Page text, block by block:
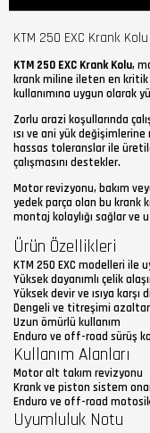
KTM 250 EXC Krank Kolu
KTM 250 EXC Krank Kolu,
krank miline ileten en
kullanımına uygun olarak
Zorlu arazi koşullarında
ısı ve ani yük değişimlerine
hassas toleranslar ile
çalışmasını destekler.
Motor revizyonu, bakım
yedek parça olan bu krank
montaj kolaylığı sağlar ve
Ürün Özellikleri
KTM 250 EXC modelleri ile
Yüksek dayanımlı çelik
Yüksek devir ve ısıya karşı
Dengeli ve titreşimi
Uzun ömürlü kullanım
Enduro ve off-road sürüş
Kullanım Alanları
Motor alt takım revizyonu
Krank ve piston sistem
Enduro ve off-road
Uyumluluk Notu